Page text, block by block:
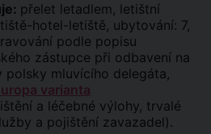
přelet letadlem, letištní
hotel-letiště, ubytování: 7,
podle popisu
zástupce při odbavení na
polsky mluvícího delegáta,
varianta
a léčebné výlohy, trvalé
a pojištění zavazadel).